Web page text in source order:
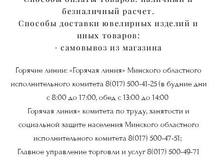
безналичный расчет.
Способы доставки ювелирных изделий и
иных товаров:
· самовывоз из магазина
Горячие линии: «Горячая линия» Минского областного
исполнительного комитета 8(017) 500-41-25 (в будние дни
с 8:00 до 17:00, обед с 13:00 до 14:00
Горячая линия» комитета по труду, занятости и
социальной защите населения Минского областного
исполнительного комитета 8(017) 500-47-51;
Главное управление торговли и услуг 8(017) 500-49-71